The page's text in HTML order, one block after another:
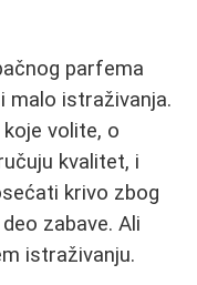
parfema
malo istraživanja.
volite, o
kvalitet, i
krivo zbog
zabave. Ali
istraživanju.